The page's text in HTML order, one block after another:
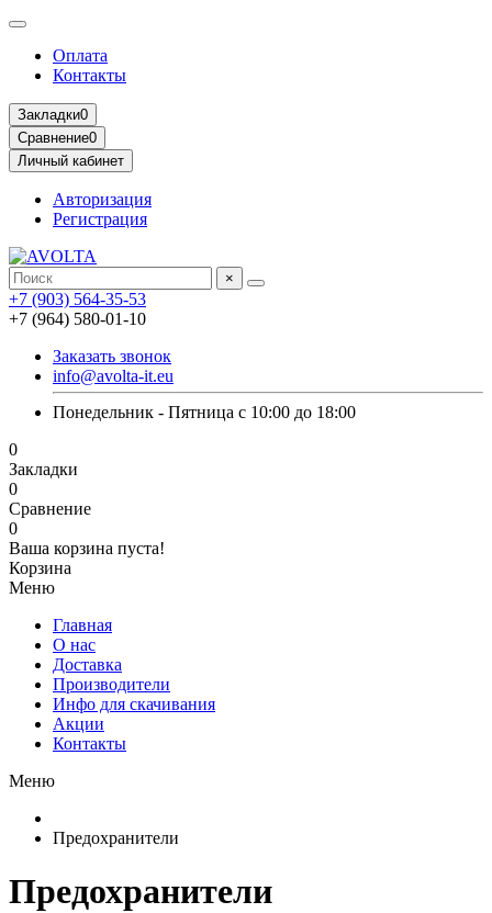
Оплата
Контакты
Закладки0
Сравнение0
Личный кабинет
Авторизация
Регистрация
×
+7 (903) 564-35-53
+7 (964) 580-01-10
Заказать звонок
info@avolta-it.eu
Понедельник - Пятница с 10:00 до 18:00
0
Закладки
0
Сравнение
0
Ваша корзина пуста!
Корзина
Меню
Главная
О нас
Доставка
Производители
Инфо для скачивания
Акции
Контакты
Меню
Предохранители
Предохранители